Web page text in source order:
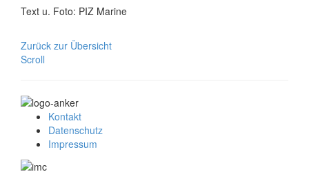
Text u. Foto: PIZ Marine
Zurück zur Übersicht
Scroll
Kontakt
Datenschutz
Impressum